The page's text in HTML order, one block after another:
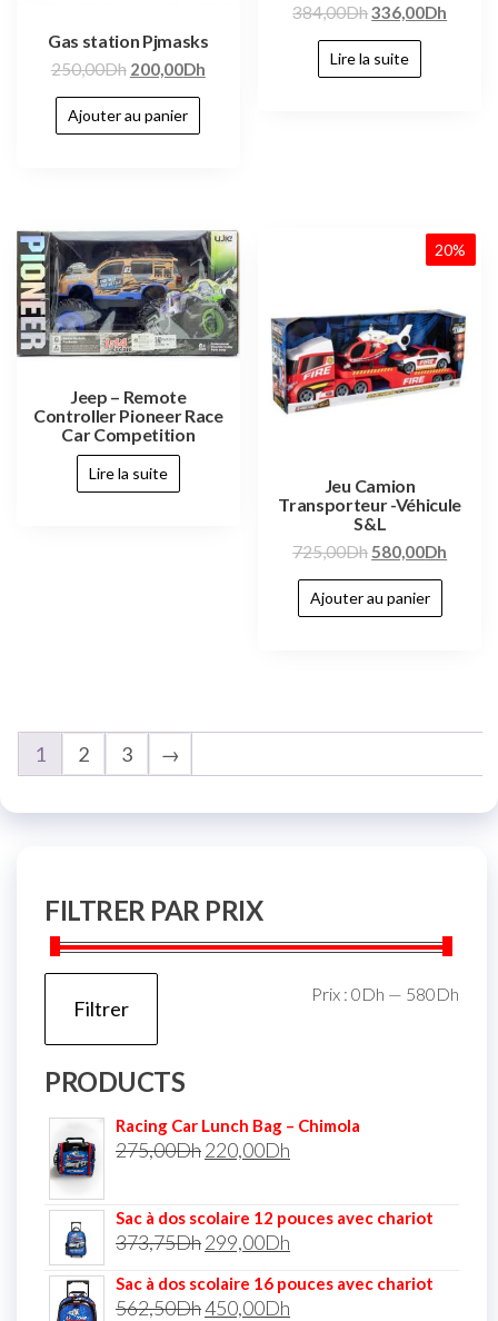
Gas station Pjmasks
250,00Dh 200,00Dh
Ajouter au panier
384,00Dh336,00Dh
Lire la suite
Jeep – Remote
Controller Pioneer Race
Car Competition
Lire la suite
20%
Jeu Camion
Transporteur -Véhicule
S&L
725,00Dh580,00Dh
Ajouter au panier
1 2 3 →
FILTRER PAR PRIX
Filtrer
Prix : 0Dh — 580Dh
PRODUCTS
Racing Car Lunch Bag – Chimola
275,00Dh220,00Dh
Sac à dos scolaire 12 pouces avec chariot
373,75Dh299,00Dh
Sac à dos scolaire 16 pouces avec chariot
562,50Dh450,00Dh